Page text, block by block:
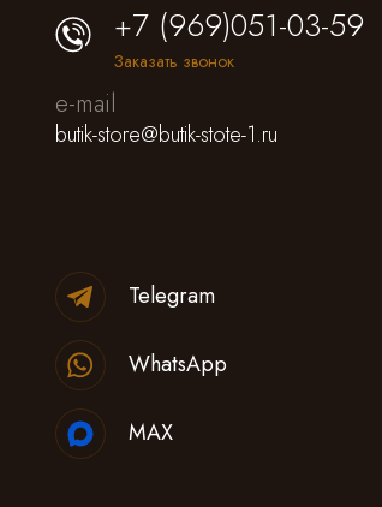
+7 (969)051-03-59
Заказать звонок
e-mail
butik-store@butik-stote-1.ru
Telegram
WhatsApp
MAX